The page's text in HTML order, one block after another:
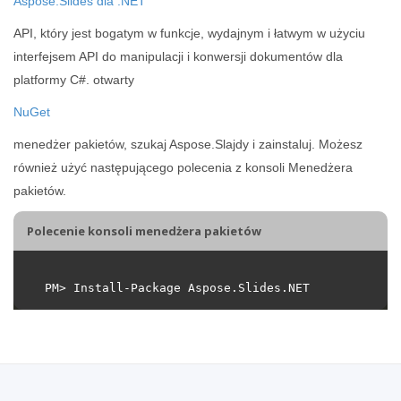
API, który jest bogatym w funkcje, wydajnym i łatwym w użyciu
interfejsem API do manipulacji i konwersji dokumentów dla
platformy C#. otwarty
NuGet
menedżer pakietów, szukaj Aspose.Slajdy i zainstaluj. Możesz
również użyć następującego polecenia z konsoli Menedżera
pakietów.
Polecenie konsoli menedżera pakietów